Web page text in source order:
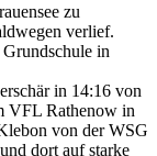
zu
verlief.
in
in 14:16 von
VFL Rathenow in
von der WSG
dort auf starke